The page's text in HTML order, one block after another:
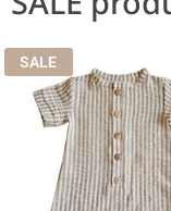
SALE